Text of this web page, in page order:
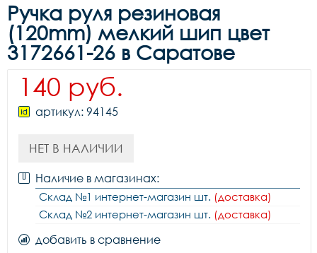
Ручка руля резиновая
(120mm) мелкий шип цвет
3172661-26 в Саратове
140 руб.
артикул: 94145
НЕТ В НАЛИЧИИ
Наличие в магазинах:
Склад №1 интернет-магазин шт. (доставка)
Склад №2 интернет-магазин шт. (доставка)
добавить в сравнение